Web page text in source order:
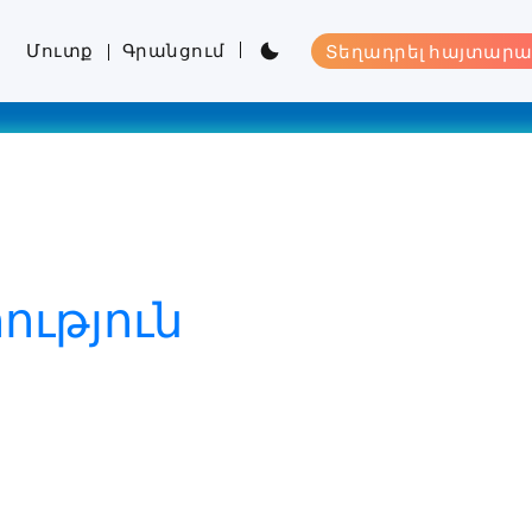
Մուտք Գրանցում Տեղադրել